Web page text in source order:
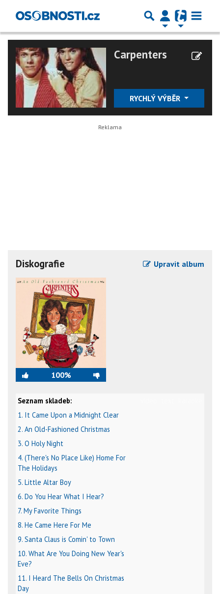
Carpenters
RYCHLÝ VÝBĚR
Diskografie Upravit album
100%
Seznam skladeb:
1. It Came Upon a Midnight Clear
2. An Old-Fashioned Christmas
3. O Holy Night
4. (There's No Place Like) Home For
The Holidays
5. Little Altar Boy
6. Do You Hear What I Hear?
7. My Favorite Things
8. He Came Here For Me
9. Santa Claus is Comin' to Town
10. What Are You Doing New Year's
Eve?
11. I Heard The Bells On Christmas
Day